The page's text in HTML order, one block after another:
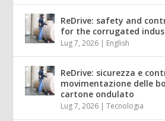
ReDrive: safety and
for the corrugated
Lug 7, 2026 | English
ReDrive: sicurezza e
movimentazione delle
cartone ondulato
Lug 7, 2026 |Tecnologia